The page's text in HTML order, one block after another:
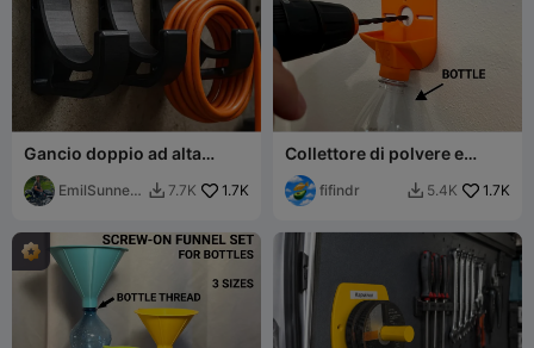
Gancio doppio ad alta
resistenza / Portautensili —
Organizzatore di cavi (V4)
EmilSunner
 7.7K 1.7K
Collettore di polvere e
guida per trapano V3
fifindr  5.4K 1.7K